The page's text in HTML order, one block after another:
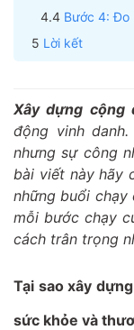
Bước 4: Đo
Lời kết
Xây dựng cộng
động vinh
nhưng sự công
bài viết này hãy
những buổi chạy
mỗi bước chạy
cách trân trọng
Tại sao xây
sức khỏe và